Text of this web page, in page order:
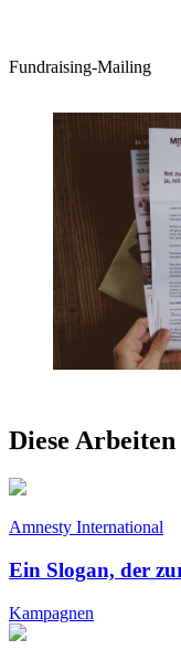
Fundraising-Mailing
Diese
Amnesty International
Ein Slogan, der
Kampagnen